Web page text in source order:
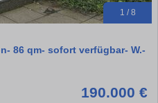
1 / 8
86 qm- sofort verfügbar- W.-
190.000 €